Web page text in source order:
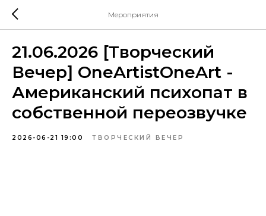
Мероприятия
21.06.2026 [Творческий
Вечер] OneArtistOneArt -
Американский психопат в
собственной переозвучке
2026-06-21 19:00 ТВОРЧЕСКИЙ ВЕЧЕР